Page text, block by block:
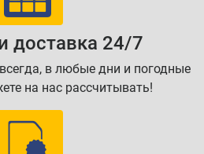
доставка 24/7
в любые дни и погодные
на нас рассчитывать!